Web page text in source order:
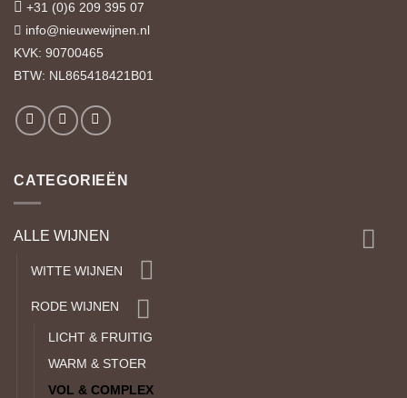
+31 (0)6 209 395 07
info@nieuwewijnen.nl
KVK: 90700465
BTW: NL865418421B01
CATEGORIEËN
ALLE WIJNEN
WITTE WIJNEN
RODE WIJNEN
LICHT & FRUITIG
WARM & STOER
VOL & COMPLEX